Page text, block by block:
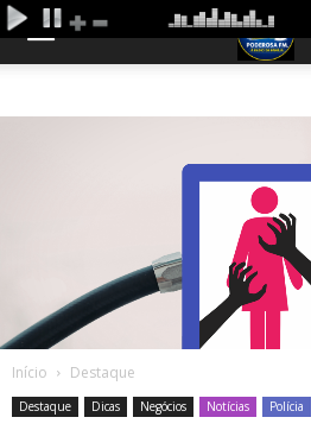
Início Destaque
Destaque Dicas Negócios Notícias Polícia